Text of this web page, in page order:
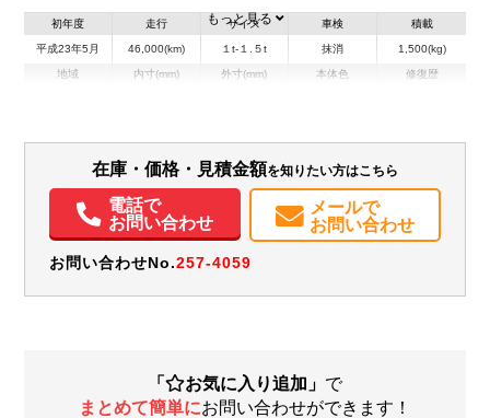
初年度
平成23年5月
走行
46,000(km)
サイズ
１t-１.５t
車検
抹消
積載
1,500(kg)
地域 内寸(mm) 外寸(mm) 本体色 修復歴
装備情報
エアコン パワステ パワーウィンドウ エアバッグ
もっと見る
在庫・価格・見積金額を知りたい方はこちら
電話で
お問い合わせ
メールで
お問い合わせ
お問い合わせNo.257-4059
「 お気に入り追加」 で
まとめて簡単にお問い合わせができます！